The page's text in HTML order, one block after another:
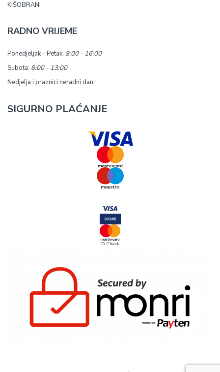
KIŠOBRANI
RADNO VRIJEME
Ponedjeljak - Petak: 8:00 - 16:00
Subota: 8:00 - 13:00
Nedjelja i praznici neradni dan
SIGURNO PLAĆANJE